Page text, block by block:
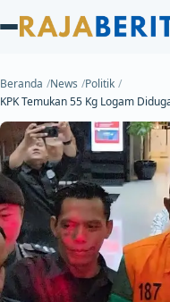
Beranda News Politik
KPK Temukan 55 Kg Logam